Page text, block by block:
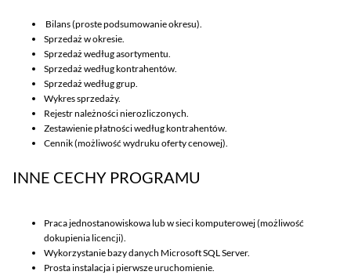
Bilans (proste podsumowanie okresu).
Sprzedaż w okresie.
Sprzedaż według asortymentu.
Sprzedaż według kontrahentów.
Sprzedaż według grup.
Wykres sprzedaży.
Rejestr należności nierozliczonych.
Zestawienie płatności według kontrahentów.
Cennik (możliwość wydruku oferty cenowej).
INNE CECHY PROGRAMU
Praca jednostanowiskowa lub w sieci komputerowej (możliwość
dokupienia licencji).
Wykorzystanie bazy danych Microsoft SQL Server.
Prosta instalacja i pierwsze uruchomienie.